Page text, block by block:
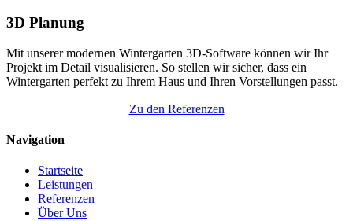
3D Planung
Mit unserer modernen Wintergarten 3D-Software können wir Ihr
Projekt im Detail visualisieren. So stellen wir sicher, dass ein
Wintergarten perfekt zu Ihrem Haus und Ihren Vorstellungen passt.
Zu den Referenzen
Navigation
Startseite
Leistungen
Referenzen
Über Uns